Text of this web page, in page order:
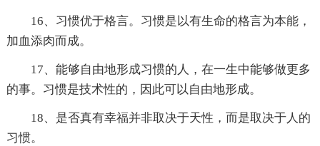
16、习惯优于格言。习惯是以有生命的格言为本能，
加血添肉而成。
17、能够自由地形成习惯的人，在一生中能够做更多
的事。习惯是技术性的，因此可以自由地形成。
18、是否真有幸福并非取决于天性，而是取决于人的
习惯。